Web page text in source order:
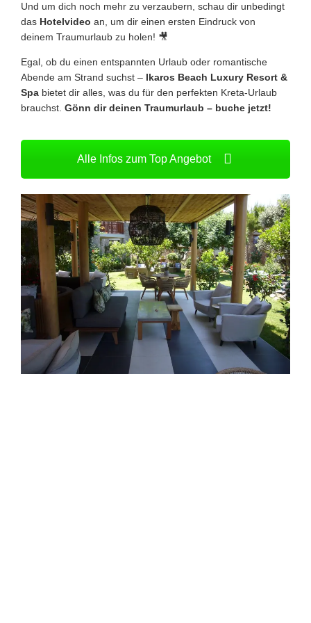
Und um dich noch mehr zu verzaubern, schau dir unbedingt
das Hotelvideo an, um dir einen ersten Eindruck von
deinem Traumurlaub zu holen! 🎥
Egal, ob du einen entspannten Urlaub oder romantische
Abende am Strand suchst – Ikaros Beach Luxury Resort &
Spa bietet dir alles, was du für den perfekten Kreta-Urlaub
brauchst. Gönn dir deinen Traumurlaub – buche jetzt!
Alle Infos zum Top Angebot